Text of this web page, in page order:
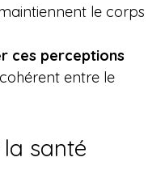
le corps
ces perceptions
entre le
santé